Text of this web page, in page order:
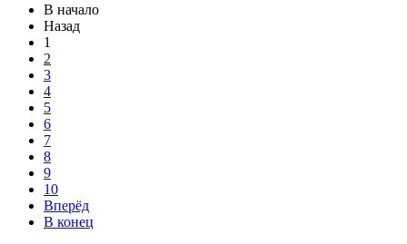
В начало
Назад
1
2
3
4
5
6
7
8
9
10
Вперёд
В конец